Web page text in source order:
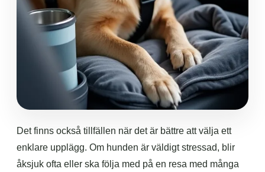
Det finns också tillfällen när det är bättre att välja ett
enklare upplägg. Om hunden är väldigt stressad, blir
åksjuk ofta eller ska följa med på en resa med många